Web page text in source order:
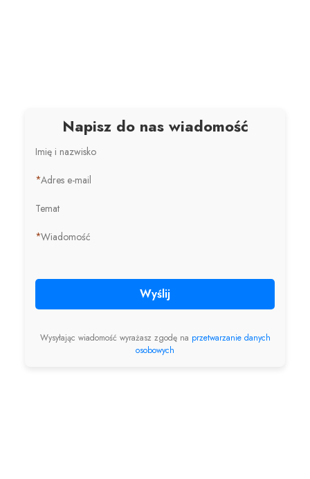
Napisz do nas wiadomość
Imię i nazwisko
*Adres e-mail
Temat
*Wiadomość
Wyślij
Wysyłając wiadomość wyrażasz zgodę na przetwarzanie danych
osobowych